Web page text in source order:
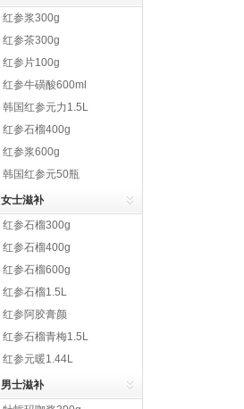
红参浆300g
红参茶300g
红参片100g
红参牛磺酸600ml
韩国红参元力1.5L
红参石榴400g
红参浆600g
韩国红参元50瓶
女士滋补
红参石榴300g
红参石榴400g
红参石榴600g
红参石榴1.5L
红参阿胶膏颜
红参石榴青梅1.5L
红参元暖1.44L
男士滋补